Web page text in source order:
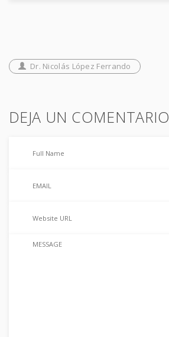
Dr. Nicolás López Ferrando
DEJA UN COMENTARIO